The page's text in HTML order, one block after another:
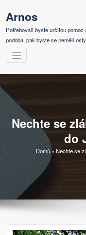
content
Arnos
Potřebovali byste určitou
podoba, pak byste se neměli
Nechte se
do
Domů» Nechte se